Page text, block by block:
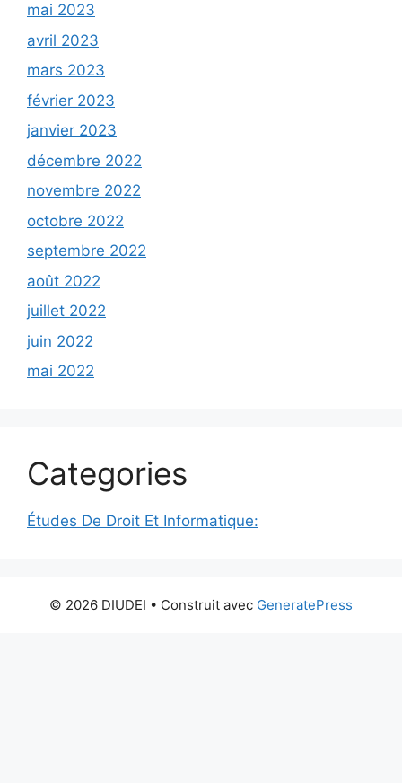
mai 2023
avril 2023
mars 2023
février 2023
janvier 2023
décembre 2022
novembre 2022
octobre 2022
septembre 2022
août 2022
juillet 2022
juin 2022
mai 2022
Categories
Études De Droit Et Informatique:
© 2026 DIUDEI • Construit avec GeneratePress